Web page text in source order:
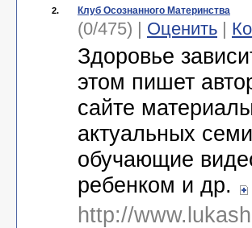
2. Клуб Осознанного Материнства
(0/475) | Оценить |
Здоровье
этом пишет
сайте
актуальных
обучающие
ребенком и др.
http://